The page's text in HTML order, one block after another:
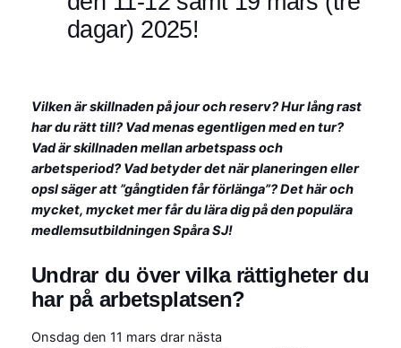
dagar) 2025!
Vilken är skillnaden på jour och reserv? Hur lång rast
har du rätt till? Vad menas egentligen med en tur?
Vad är skillnaden mellan arbetspass och
arbetsperiod? Vad betyder det när planeringen eller
opsl säger att ”gångtiden får förlänga”? Det här och
mycket, mycket mer får du lära dig på den populära
medlemsutbildningen Spåra SJ!
Undrar du över vilka rättigheter du
har på arbetsplatsen?
Onsdag den 11 mars drar nästa